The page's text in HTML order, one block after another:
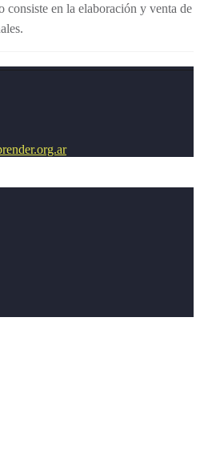
consiste en la elaboración y venta de